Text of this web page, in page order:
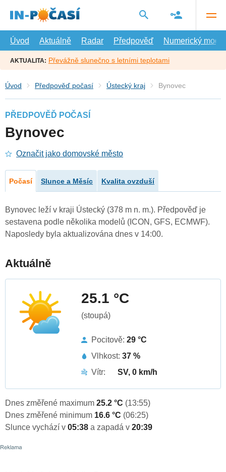
hlavní
Úvod
Aktuálně Radar Předpověď Numerický model
AKTUALITA: Převážně slunečno s letními teplotami
Úvod Předpověď počasí Ústecký kraj Bynovec
PŘEDPOVĚĎ POČASÍ
Bynovec
Označit jako domovské město
Počasí Slunce a Měsíc Kvalita ovzduší
Bynovec leží v kraji Ústecký (378 m n. m.). Předpověď je
sestavena podle několika modelů (ICON, GFS, ECMWF).
Naposledy byla aktualizována dnes v 14:00.
Aktuálně
25.1 °C
(stoupá)
Pocitově: 29 °C
Vlhkost: 37 %
Vítr:
SV, 0 km/h
Dnes změřené maximum 25.2 °C (13:55)
Dnes změřené minimum 16.6 °C (06:25)
Slunce vychází v 05:38 a zapadá v 20:39